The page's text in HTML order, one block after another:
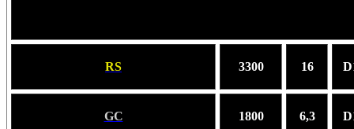
RS 3300 16
GC 1800 6,3